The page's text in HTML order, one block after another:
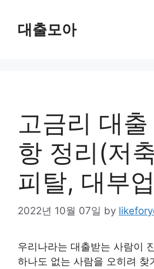
content대출모아
고금리 대
항 정리(저
피탈, 대부
2022년 10월 07일 by
우리나라는 대출받는 사람이
하나도 없는 사람을 오히려 찾